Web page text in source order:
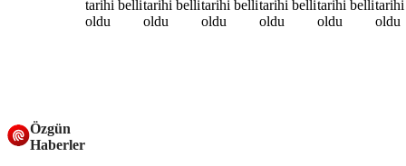
Özgün
Haberler